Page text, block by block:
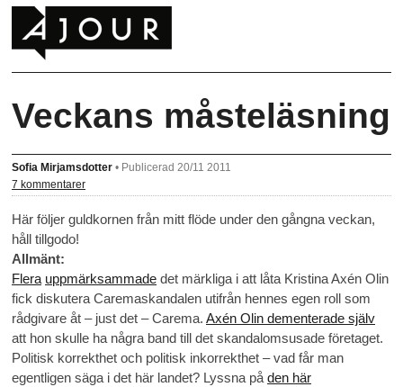
Veckans måsteläsning
Sofia Mirjamsdotter • Publicerad 20/11 2011
7 kommentarer
Här följer guldkornen från mitt flöde under den gångna veckan,
håll tillgodo!
Allmänt:
Flera uppmärksammade det märkliga i att låta Kristina Axén Olin
fick diskutera Caremaskandalen utifrån hennes egen roll som
rådgivare åt – just det – Carema. Axén Olin dementerade själv
att hon skulle ha några band till det skandalomsusade företaget.
Politisk korrekthet och politisk inkorrekthet – vad får man
egentligen säga i det här landet? Lyssna på den här